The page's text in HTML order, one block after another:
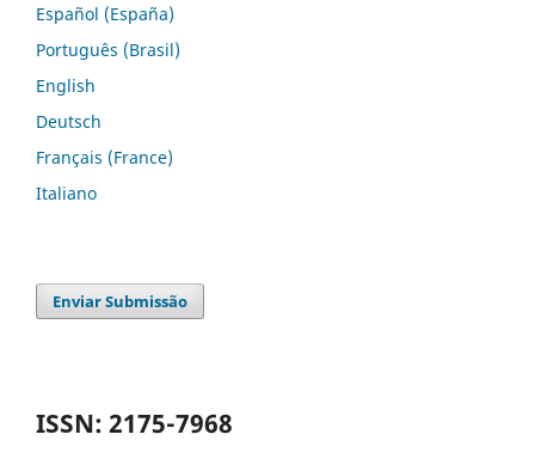
Español (España)
Português (Brasil)
English
Deutsch
Français (France)
Italiano
Enviar Submissão
ISSN: 2175-7968